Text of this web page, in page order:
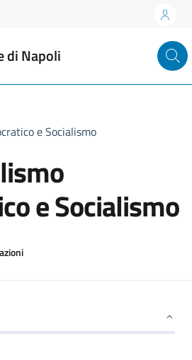
di Napoli
e Socialismo
e Socialismo